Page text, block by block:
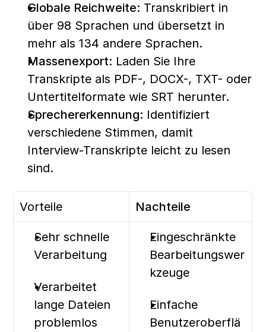
Globale Reichweite: Transkribiert in
über 98 Sprachen und übersetzt in
mehr als 134 andere Sprachen.
Massenexport: Laden Sie Ihre
Transkripte als PDF-, DOCX-, TXT- oder
Untertitelformate wie SRT herunter.
Sprechererkennung: Identifiziert
verschiedene Stimmen, damit
Interview-Transkripte leicht zu lesen
sind.
Vorteile Nachteile
Sehr schnelle
Verarbeitung
Verarbeitet
lange Dateien
problemlos
Eingeschränkte
Bearbeitungswer
kzeuge
Einfache
Benutzeroberflä